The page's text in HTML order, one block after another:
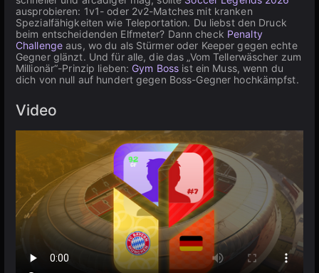
ausprobieren: 1v1- oder 2v2-Matches mit kranken
Spezialfähigkeiten wie Teleportation. Du liebst den Druck
beim entscheidenden Elfmeter? Dann check Penalty
Challenge aus, wo du als Stürmer oder Keeper gegen echte
Gegner glänzt. Und für alle, die das „Vom Tellerwäscher zum
Millionär“-Prinzip lieben: Gym Boss ist ein Muss, wenn du
dich von null auf hundert gegen Boss-Gegner hochkämpfst.
Video